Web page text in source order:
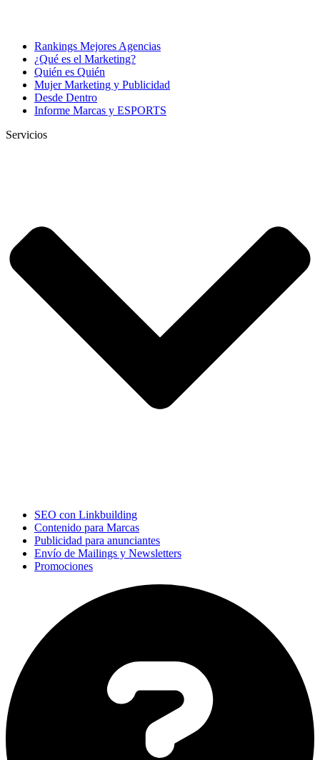
Rankings Mejores Agencias
¿Qué es el Marketing?
Quién es Quién
Mujer Marketing y Publicidad
Desde Dentro
Informe Marcas y ESPORTS
Servicios
SEO con Linkbuilding
Contenido para Marcas
Publicidad para anunciantes
Envío de Mailings y Newsletters
Promociones